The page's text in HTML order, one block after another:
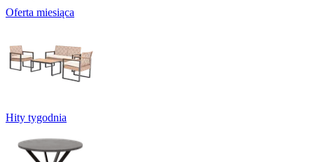
Oferta miesiąca
Hity tygodnia